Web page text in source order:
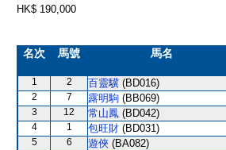
HK$ 190,000
名次 馬號 馬名
1 2 百靈驥 (BD016)
2
7 露明駒 (BB069)
3
12 常山鳳 (BD042)
4
1 包旺財 (BD031)
5
6 遊俠 (BA082)